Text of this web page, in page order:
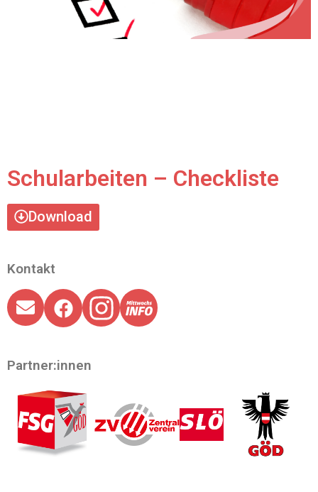
Schularbeiten – Checkliste
Download
Partner:innen
Kontakt